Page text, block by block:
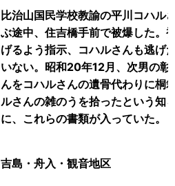
比治山国民学校教諭の平川コハル
ぶ途中、住吉橋手前で被爆した。
げるよう指示、コハルさんも逃げ
いない。昭和20年12月、次男の
んをコハルさんの遺骨代わりに桐
ルさんの雑のうを拾ったという知
に、これらの書類が入っていた。
吉島・舟入・観音地区